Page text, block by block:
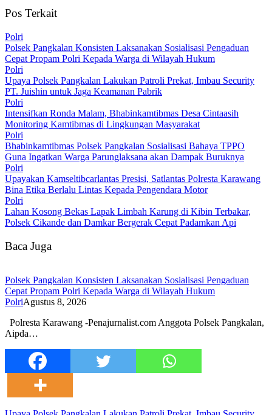
Pos Terkait
Polri
Polsek Pangkalan Konsisten Laksanakan Sosialisasi Pengaduan
Cepat Propam Polri Kepada Warga di Wilayah Hukum
Polri
Upaya Polsek Pangkalan Lakukan Patroli Prekat, Imbau Security
PT. Juishin untuk Jaga Keamanan Pabrik
Polri
Intensifkan Ronda Malam, Bhabinkamtibmas Desa Cintaasih
Monitoring Kamtibmas di Lingkungan Masyarakat
Polri
Bhabinkamtibmas Polsek Pangkalan Sosialisasi Bahaya TPPO
Guna Ingatkan Warga Parunglaksana akan Dampak Buruknya
Polri
Upayakan Kamseltibcarlantas Presisi, Satlantas Polresta Karawang
Bina Etika Berlalu Lintas Kepada Pengendara Motor
Polri
Lahan Kosong Bekas Lapak Limbah Karung di Kibin Terbakar,
Polsek Cikande dan Damkar Bergerak Cepat Padamkan Api
Baca Juga
Polsek Pangkalan Konsisten Laksanakan Sosialisasi Pengaduan
Cepat Propam Polri Kepada Warga di Wilayah Hukum
PolriAgustus 8, 2026
Polresta Karawang -Penajurnalist.com Anggota Polsek Pangkalan,
Aipda…